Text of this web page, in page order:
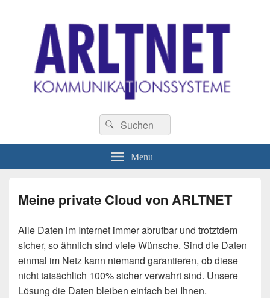
ARLTNET
Kommunikationssysteme
Search
for:
Search
Menu
Meine private Cloud von ARLTNET
Alle Daten im Internet immer abrufbar und trotztdem
sicher, so ähnlich sind viele Wünsche. Sind die Daten
einmal im Netz kann niemand garantieren, ob diese
nicht tatsächlich 100% sicher verwahrt sind. Unsere
Lösung die Daten bleiben einfach bei Ihnen.